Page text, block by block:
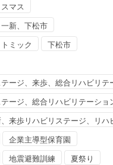
マス
新、下松市
トミック
下松市
ージ、来歩、総合リハビリ
ージ、総合リハビリテーシ
来歩リハビリステージ、リ
企業主導型保育園
地震避難訓練
夏祭り